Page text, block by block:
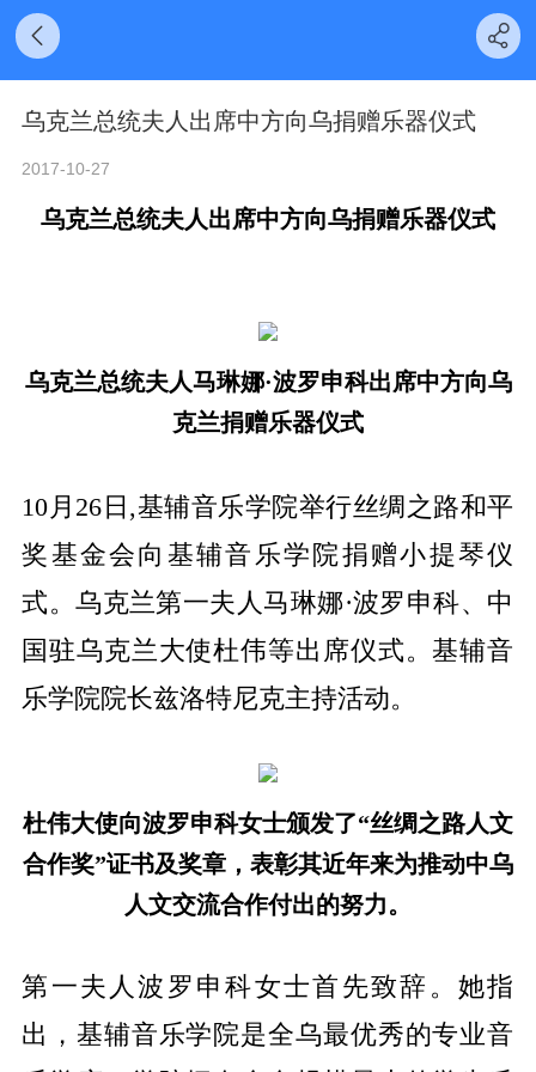
乌克兰总统夫人出席中方向乌捐赠乐器仪式
2017-10-27
乌克兰总统夫人出席中方向乌捐赠乐器仪式
乌克兰总统夫人马琳娜·波罗申科出席中方向乌
克兰捐赠乐器仪式
10 月26日,基辅音乐学院举行丝绸之路和平
奖基金会向基辅音乐学院捐赠小提琴仪
式。乌克兰第一夫人马琳娜·波罗申科、中
国驻乌克兰大使杜伟等出席仪式。基辅音
乐学院院长兹洛特尼克主持活动。
杜伟大使向波罗申科女士颁发了“丝绸之路人文
合作奖”证书及奖章，表彰其近年来为推动中乌
人文交流合作付出的努力。
第一夫人波罗申科女士首先致辞。她指
出，基辅音乐学院是全乌最优秀的专业音